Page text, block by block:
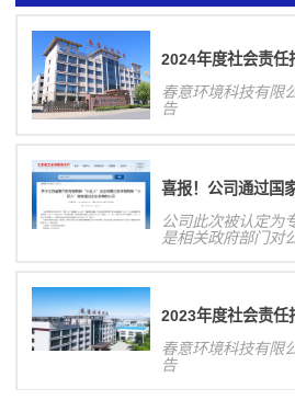
2024年度社会责任
春意环境科技有限
告
公司此次被认定为
是相关政府部门对
2023年度社会责任
春意环境科技有限
告